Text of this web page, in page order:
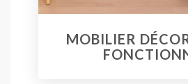
MOBILIER